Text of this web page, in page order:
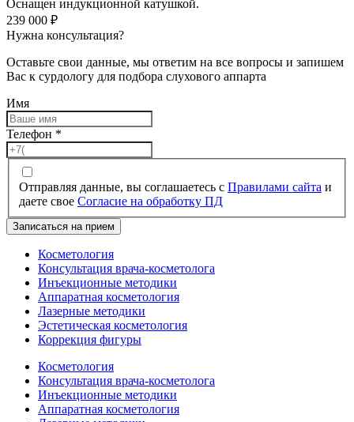
Оснащен индукционной катушкой.
239 000 ₽
Нужна консультация?
Оставьте свои данные, мы ответим на все вопросы и запишем
Вас к сурдологу для подбора слухового аппарта
Имя
Телефон *
Отправляя данные, вы соглашаетесь с Правилами сайта и
даете свое Согласие на обработку ПД
Записаться на прием
Косметология
Консультация врача-косметолога
Инъекционные методики
Аппаратная косметология
Лазерные методики
Эстетическая косметология
Коррекция фигуры
Косметология
Консультация врача-косметолога
Инъекционные методики
Аппаратная косметология